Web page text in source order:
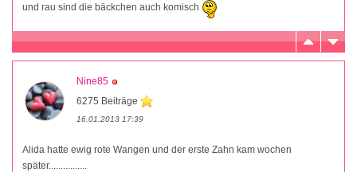
und rau sind die bäckchen auch komisch
Nine85
6275 Beiträge
16.01.2013 17:39
Alida hatte ewig rote Wangen und der erste Zahn kam wochen
später................